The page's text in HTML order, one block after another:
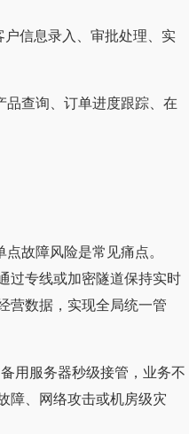
信息录入、审批处理、实
品查询、订单进度跟踪、在
故障风险是常见痛点。
过专线或加密隧道保持实时
营数据，实现全局统一管
用服务器秒级接管，业务不
障、网络攻击或机房级灾